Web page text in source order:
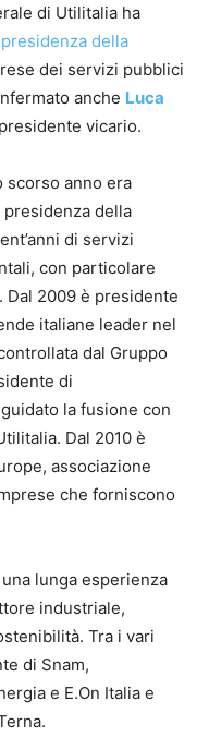
di Utilitalia ha
presidenza della
dei servizi pubblici
anche Luca
vicario.
scorso anno era
della
di servizi
con particolare
2009 è presidente
italiane leader nel
dal Gruppo
di
la fusione con
Dal 2010 è
associazione
che forniscono
lunga esperienza
industriale,
Tra i vari
di Snam,
e E.On Italia e